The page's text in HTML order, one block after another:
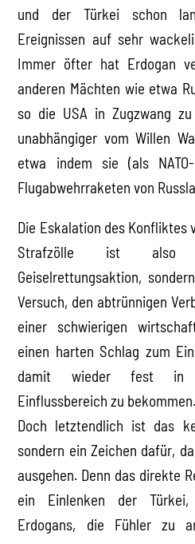
und der Türkei schon
Ereignissen auf sehr
Immer öfter hat Erdogan
anderen Mächten wie etwa
so die USA in Zugzwang
unabhängiger vom Willen
etwa indem sie (als
Flugabwehrraketen von
Die Eskalation des Konfliktes
Strafzölle ist also
Geiselrettungsaktion,
Versuch, den abtrünnigen
einer schwierigen
einen harten Schlag zum
damit wieder fest in
Einflussbereich zu bekommen.
Doch letztendlich ist das
sondern ein Zeichen dafür,
ausgehen. Denn das direkte
ein Einlenken der
Erdogans, die Fühler zu